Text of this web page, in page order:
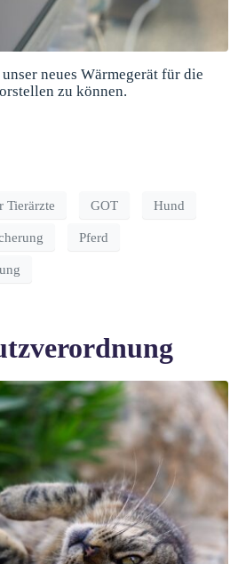
neues Wärmegerät für die
zu können.
Tierärzte GOT Hund
Pferd